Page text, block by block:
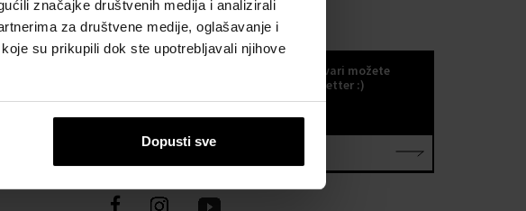
značajke društvenih medija i analizirali
za društvene medije, oglašavanje i
su prikupili dok ste upotrebljavali njihove
Dopusti sve
KOKULETTER
Novosti, trendove i druge odlične stvari možete
primati ako se odlučite za naš kokuletter :)
E-mail*